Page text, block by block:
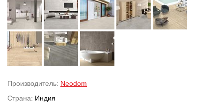
Производитель: Neodom
Страна: Индия